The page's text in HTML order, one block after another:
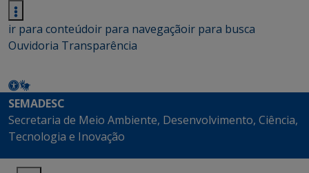
ir para conteúdoir para navegaçãoir para busca
Ouvidoria Transparência
SEMADESC
Secretaria de Meio Ambiente, Desenvolvimento, Ciência,
Tecnologia e Inovação